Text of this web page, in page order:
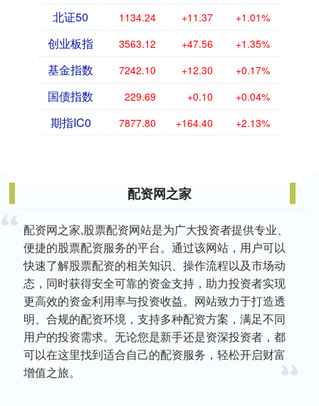
北证50 1134.24 +11.37 +1.01%
创业板指 3563.12 +47.56 +1.35%
基金指数 7242.10 +12.30 +0.17%
国债指数 229.69 +0.10 +0.04%
期指IC0 7877.80 +164.40 +2.13%
配资网之家
配资网之家,股票配资网站是为广大投资者提供专业、
便捷的股票配资服务的平台。通过该网站，用户可以
快速了解股票配资的相关知识、操作流程以及市场动
态，同时获得安全可靠的资金支持，助力投资者实现
更高效的资金利用率与投资收益。网站致力于打造透
明、合规的配资环境，支持多种配资方案，满足不同
用户的投资需求。无论您是新手还是资深投资者，都
可以在这里找到适合自己的配资服务，轻松开启财富
增值之旅。